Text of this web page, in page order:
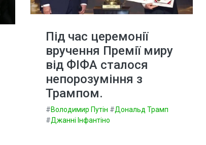
Під час церемонії
вручення Премії миру
від ФІФА сталося
непорозуміння з
Трампом.
#Володимир Путін #Дональд Трамп
#Джанні Інфантіно